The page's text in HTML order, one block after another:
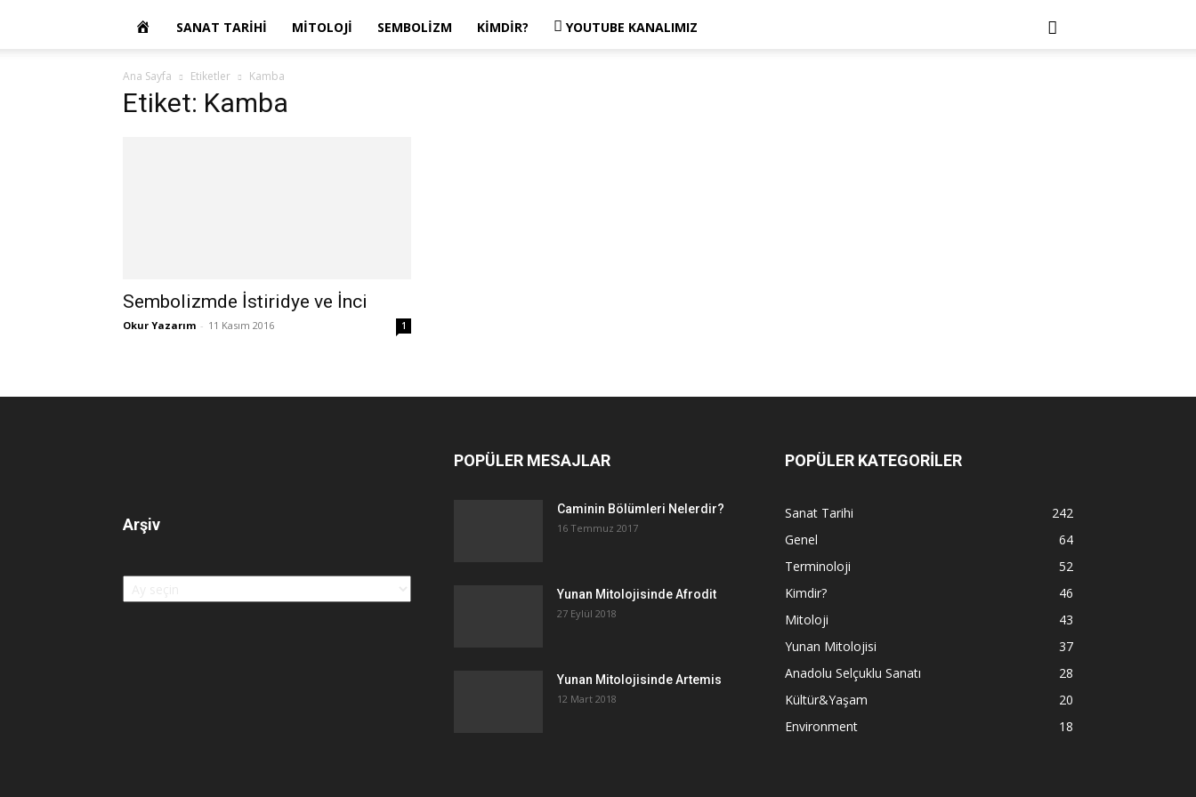
OKUR
YAZARIM
SANAT TARIHI MITOLOJI SEMBOLIZM KIMDIR? YOUTUBE KANALIMIZ
Ana Sayfa Etiketler Kamba
Etiket: Kamba
Sembolizmde İstiridye ve İnci
Okur Yazarım - 11 Kasım 2016 1
Arşiv
Arşiv
POPÜLER MESAJLAR
Caminin Bölümleri Nelerdir?
16 Temmuz 2017
Yunan Mitolojisinde Afrodit
27 Eylül 2018
Yunan Mitolojisinde Artemis
12 Mart 2018
POPÜLER KATEGORİLER
Sanat Tarihi
242
Genel
64
Terminoloji
52
Kimdir?
46
Mitoloji
43
Yunan Mitolojisi
37
Anadolu Selçuklu Sanatı
28
Kültür&Yaşam
20
Environment
18